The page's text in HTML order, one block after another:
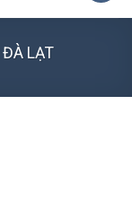
ĐÀ LẠT